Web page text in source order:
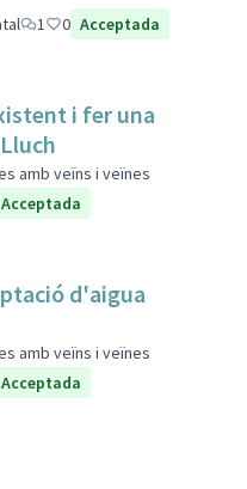
1 0 Acceptada
i fer una
amb veïns i veïnes
Acceptada
d'aigua
amb veïns i veïnes
Acceptada